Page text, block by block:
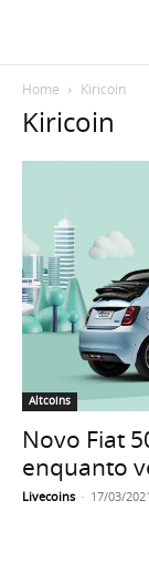
Home Kiricoin
Kiricoin
Altcoins
Novo Fiat
enquanto
Livecoins - 17/03/